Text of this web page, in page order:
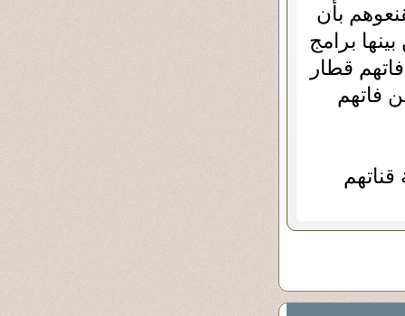
بأن
برامج
قطار
فاتهم